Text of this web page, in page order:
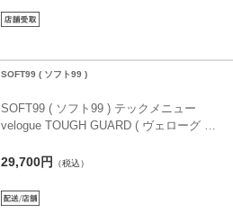
SOFT99 ( ソフト99 )
SOFT99 ( ソフト99 ) テックメニュー
velogue TOUGH GUARD ( ヴェローグ タ
工料 【 直送＆店舗受取可能 車体専用注文
29,700円 （税込）